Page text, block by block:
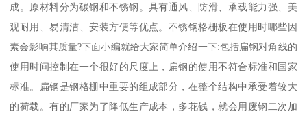
成。原材料分为碳钢和不锈钢。具有通风、防滑、承载能力强、美
观耐用、易清洁、安装方便等优点。不锈钢格栅板在使用时哪些因
素会影响其质量?下面小编就给大家简单介绍一下:包括扁钢对角线的
使用时间控制在一个很好的尺度上，扁钢的使用不符合标准和国家
标准。扁钢是钢格栅中重要的组成部分，在整个结构中承受着较大
的荷载。有的厂家为了降低生产成本，多花钱，就会用废钢二次加